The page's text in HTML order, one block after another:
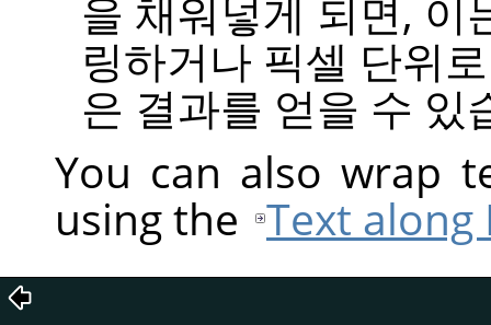
을 채워넣게 되면, 이
링하거나 픽셀 단위
은 결과를 얻을 수 있
You can also wrap
using the Text along